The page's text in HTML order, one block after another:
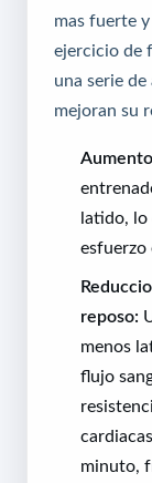
mas fuerte
ejercicio de
una serie
mejoran su
latido, lo
esfuerzo
reposo:
menos
flujo
minuto,